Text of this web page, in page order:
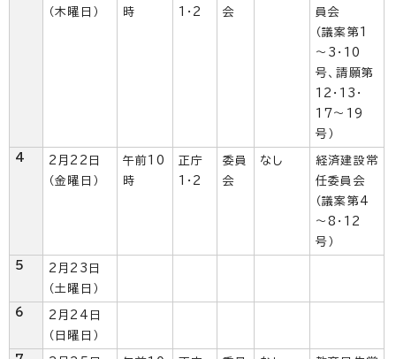
（木曜日）
時
1・2
会
員会
（議案第1
～3・10
号、請願第
12・13・
17～19
号）
4
2月22日
（金曜日）
午前10
時
正庁
1・2
委員
会
なし
経済建設常
任委員会
（議案第4
～8・12
号）
5
2月23日
（土曜日）
6
2月24日
（日曜日）